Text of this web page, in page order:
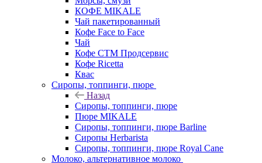
КОФЕ MIKALE
Чай пакетированный
Кофе Face to Face
Чай
Кофе СТМ Продсервис
Кофе Ricetta
Квас
Сиропы, топпинги, пюре
Назад
Сиропы, топпинги, пюре
Пюре MIKALE
Сиропы, топпинги, пюре Barline
Сиропы Herbarista
Сиропы, топпинги, пюре Royal Cane
Молоко, альтернативное молоко